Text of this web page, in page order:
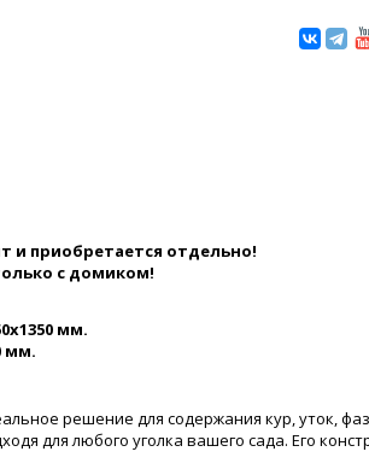
и приобретается отдельно!
с домиком!
мм.
мм.
решение для содержания кур, уток,
для любого уголка вашего сада. Его